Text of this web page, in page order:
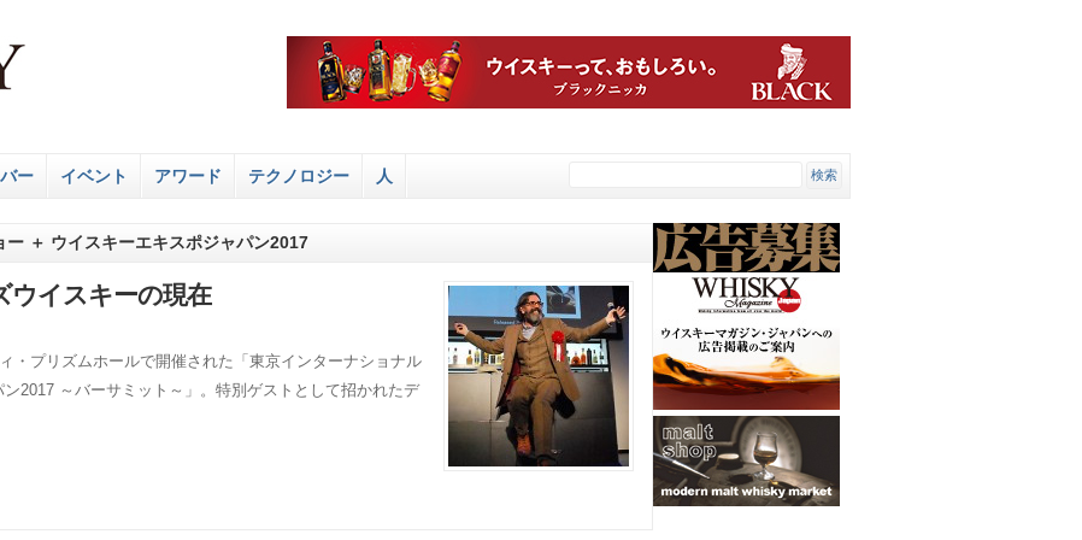
バー イベント アワード テクノロジー 人
＋ ウイスキーエキスポジャパン2017
ウイスキーの現在
・プリズムホールで開催された「東京インターナショナル
2017 ～バーサミット～」。特別ゲストとして招かれたデ